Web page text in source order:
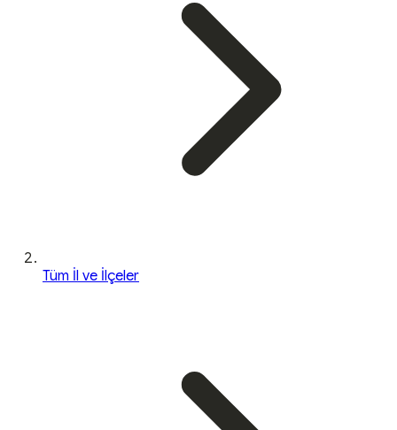
Tüm İl ve İlçeler